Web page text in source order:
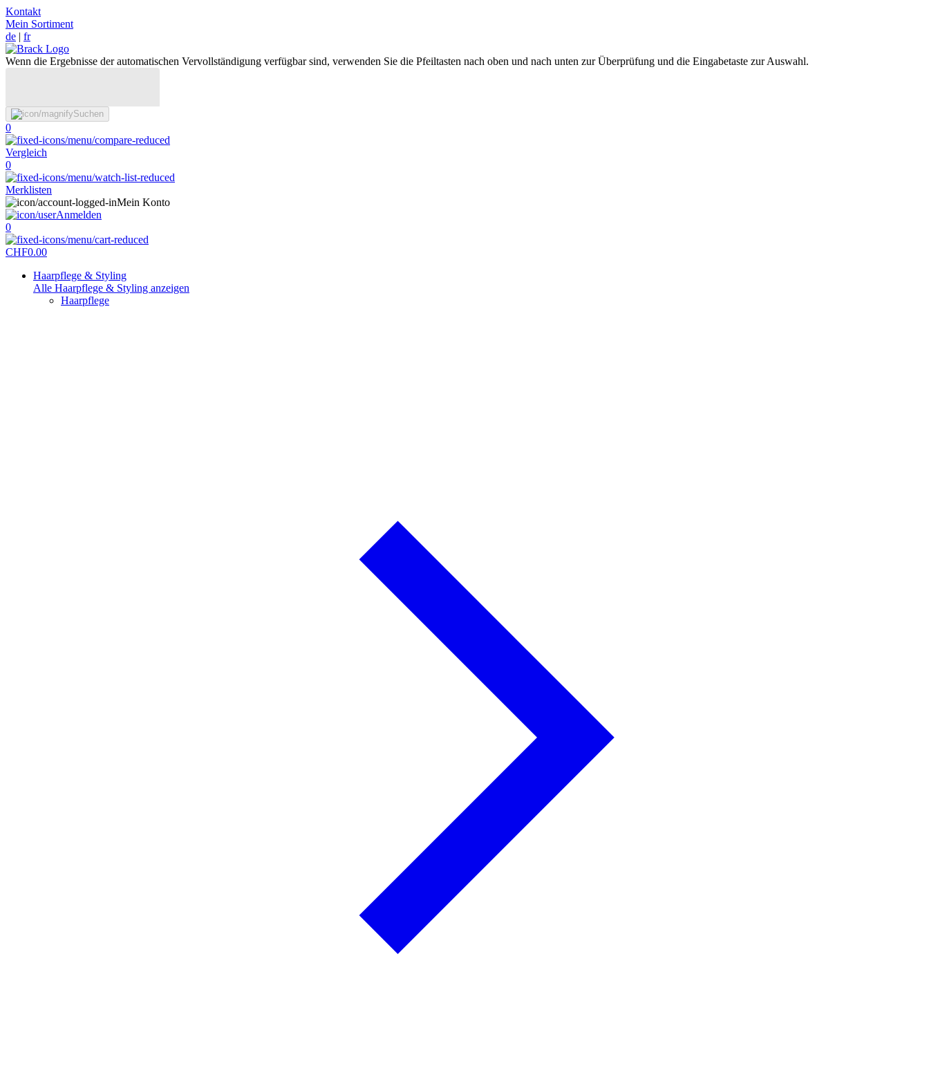
Kontakt
Mein Sortiment
de | fr
Wenn die Ergebnisse der automatischen Vervollständigung verfügbar sind, verwenden Sie die Pfeiltasten nach oben und nach unten zur Überprüfung und die Eingabetaste zur Auswahl.
Suchen
0
Vergleich
0
Merklisten
Mein Konto
Anmelden
0
CHF0.00
Haarpflege & Styling
Alle Haarpflege & Styling anzeigen
Haarpflege